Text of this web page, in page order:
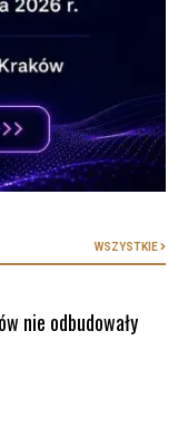
WSZYSTKIE
nie odbudowały